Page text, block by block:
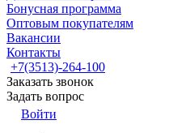
Бонусная программа
Оптовым покупателям
Вакансии
Контакты
+7(3513)-264-100
Заказать звонок
Задать вопрос
Войти